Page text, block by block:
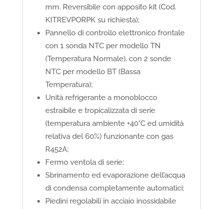
mm. Reversibile con apposito kit (Cod.
KITREVPORPK su richiesta);
Pannello di controllo elettronico frontale
con 1 sonda NTC per modello TN
(Temperatura Normale), con 2 sonde
NTC per modello BT (Bassa
Temperatura);
Unità refrigerante a monoblocco
estraibile e tropicalizzata di serie
(temperatura ambiente +40°C ed umidità
relativa del 60%) funzionante con gas
R452A;
Fermo ventola di serie;
Sbrinamento ed evaporazione dell’acqua
di condensa completamente automatici;
Piedini regolabili in acciaio inossidabile